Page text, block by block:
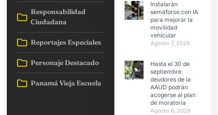
Responsabilidad
Ciudadana
Reportajes Especiales
Personaje Destacado
Panamá Vieja Escuela
Instalarán
semáforos con IA
para mejorar la
movilidad
vehicular
Agosto 7, 2026
Hasta el 30 de
septiembre
deudores de la
AAUD podrán
acogerse al plan
de moratoria
Agosto 6, 2026